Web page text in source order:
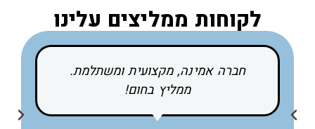
לקוחות ממליצים עלינו
חברה אמינה, מקצועית ומשתלמת.
ממליץ בחום!